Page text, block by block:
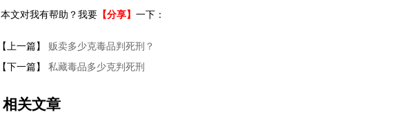
本文对我有帮助？我要 【分享】 一下：
【上一篇】
贩卖多少克毒品判死刑？
【下一篇】
私藏毒品多少克判死刑
相关文章